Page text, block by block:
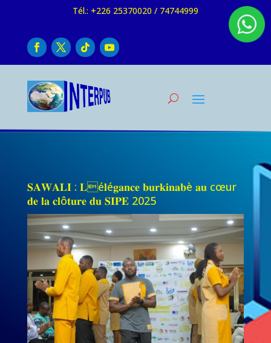
Tél.: +226 25370020 / 74744999
𝐒𝐀𝐖𝐀𝐋𝐈 : 𝐋é𝐥é𝐠𝐚𝐧𝐜𝐞 𝐛𝐮𝐫𝐤𝐢𝐧𝐚𝐛è 𝐚𝐮 cœur
𝐝𝐞 𝐥𝐚 𝐜𝐥ô𝐭𝐮𝐫𝐞 𝐝𝐮 𝐒𝐈𝐏𝐄 2025